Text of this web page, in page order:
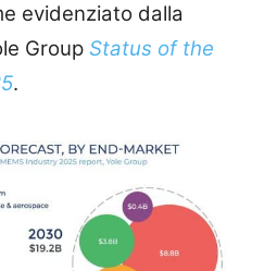
evidenziato dalla
Group Status of the
.